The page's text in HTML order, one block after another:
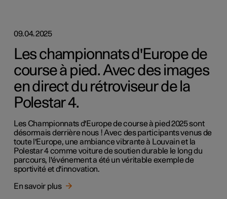
09.04.2025
Les championnats d'Europe de
course à pied. Avec des images
en direct du rétroviseur de la
Polestar 4.
Les Championnats d'Europe de course à pied 2025 sont
désormais derrière nous ! Avec des participants venus de
toute l'Europe, une ambiance vibrante à Louvain et la
Polestar 4 comme voiture de soutien durable le long du
parcours, l'événement a été un véritable exemple de
sportivité et d'innovation.
En savoir plus